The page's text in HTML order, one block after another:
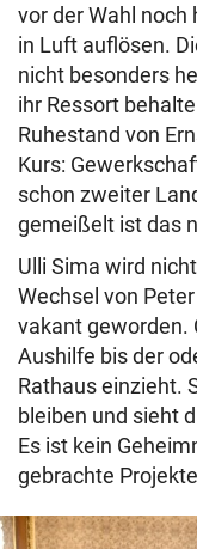
vor der Wahl
in Luft auflösen.
nicht besonders
ihr Ressort
Ruhestand von
Kurs:
schon zweiter
gemeißelt ist das
Ulli Sima wird
Wechsel von
vakant geworden.
Aushilfe bis der
Rathaus einzieht.
bleiben und sieht
Es ist kein
gebrachte